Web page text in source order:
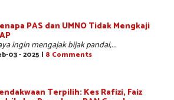
PAS dan UMNO Tidak Mengkaji
ingin mengajak bijak pandai,...
03 - 2025 | 8 Comments
Terpilih: Kes Rafizi, Faiz